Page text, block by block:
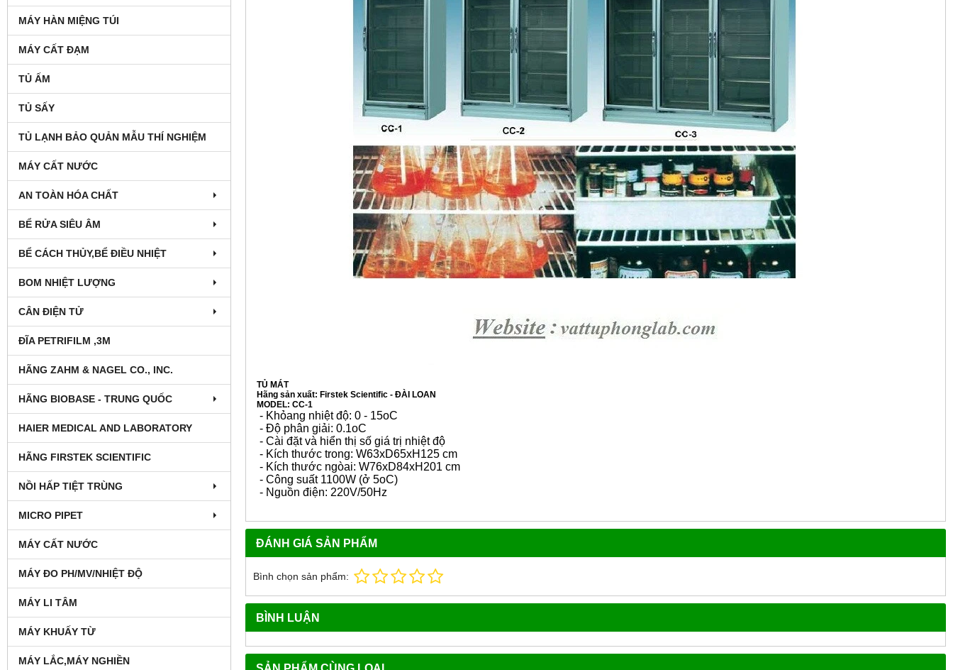
MÁY HÀN MIỆNG TÚI
MÁY CẤT ĐẠM
TỦ ẤM
TỦ SẤY
TỦ LẠNH BẢO QUẢN MẪU THÍ NGHIỆM
MÁY CẤT NƯỚC
AN TOÀN HÓA CHẤT
BỂ RỬA SIÊU ÂM
BỂ CÁCH THỦY,BỂ ĐIỀU NHIỆT
BOM NHIỆT LƯỢNG
CÂN ĐIỆN TỬ
ĐĨA PETRIFILM ,3M
HÃNG ZAHM & NAGEL CO., INC.
HÃNG BIOBASE - TRUNG QUỐC
HAIER MEDICAL AND LABORATORY
HÃNG FIRSTEK SCIENTIFIC
NỒI HẤP TIỆT TRÙNG
MICRO PIPET
MÁY CẤT NƯỚC
MÁY ĐO PH/MV/NHIỆT ĐỘ
MÁY LI TÂM
MÁY KHUẤY TỪ
MÁY LẮC,MÁY NGHIỀN
TỦ MÁT
Hãng sản xuất: Firstek Scientific - ĐÀI LOAN
MODEL: CC-1
- Khỏang nhiệt độ: 0 - 15oC
- Độ phân giải: 0.1oC
- Cài đặt và hiển thị số giá trị nhiệt độ
- Kích thước trong: W63xD65xH125 cm
- Kích thước ngòai: W76xD84xH201 cm
- Công suất 1100W (ở 5oC)
- Nguồn điện: 220V/50Hz
ĐÁNH GIÁ SẢN PHẨM
Bình chọn sản phẩm:
BÌNH LUẬN